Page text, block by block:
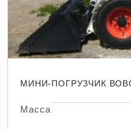
МИНИ-ПОГРУЗЧИК
Масса